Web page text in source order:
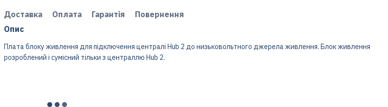
Доставка Оплата Гарантія
Повернення
Опис
Плата блоку живлення для підключення централі Hub 2 до низьковольтного джерела живлення. Блок живлення
розроблений і сумісний тільки з централлю Hub 2.